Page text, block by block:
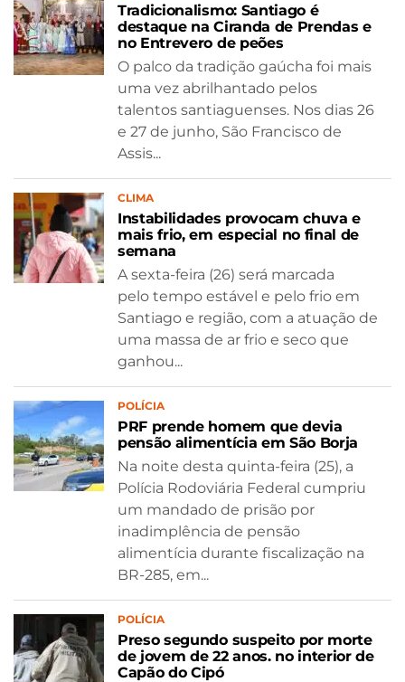
Tradicionalismo: Santiago é
destaque na Ciranda de Prendas e
no Entrevero de peões
O palco da tradição gaúcha foi mais
uma vez abrilhantado pelos
talentos santiaguenses. Nos dias 26
e 27 de junho, São Francisco de
Assis...
CLIMA
Instabilidades provocam chuva e
mais frio, em especial no final de
semana
A sexta-feira (26) será marcada
pelo tempo estável e pelo frio em
Santiago e região, com a atuação de
uma massa de ar frio e seco que
ganhou...
POLÍCIA
PRF prende homem que devia
pensão alimentícia em São Borja
Na noite desta quinta-feira (25), a
Polícia Rodoviária Federal cumpriu
um mandado de prisão por
inadimplência de pensão
alimentícia durante fiscalização na
BR-285, em...
POLÍCIA
Preso segundo suspeito por morte
de jovem de 22 anos. no interior de
Capão do Cipó